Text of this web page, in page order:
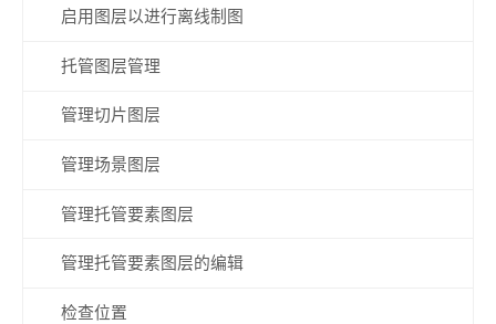
启用图层以进行离线制图
托管图层管理
管理切片图层
管理场景图层
管理托管要素图层
管理托管要素图层的编辑
检查位置